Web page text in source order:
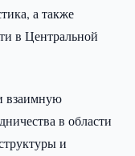
а также
в Центральной
взаимную
в области
и